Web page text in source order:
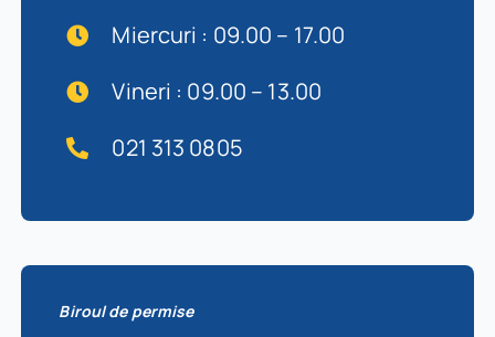
Miercuri : 09.00 – 17.00
Vineri : 09.00 – 13.00
021 313 0805
Biroul de permise